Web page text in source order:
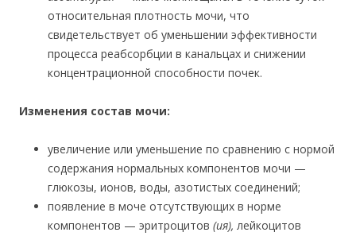
относительная плотность мочи, что
свидетельствует об уменьшении эффективности
процесса реабсорбции в канальцах и снижении
концентрационной способности почек.
Изменения состав мочи:
увеличение или уменьшение по сравнению с нормой
содержания нормальных компонентов мочи —
глюкозы, ионов, воды, азотистых соединений;
появление в моче отсутствующих в норме
компонентов — эритроцитов (ия), лейкоцитов